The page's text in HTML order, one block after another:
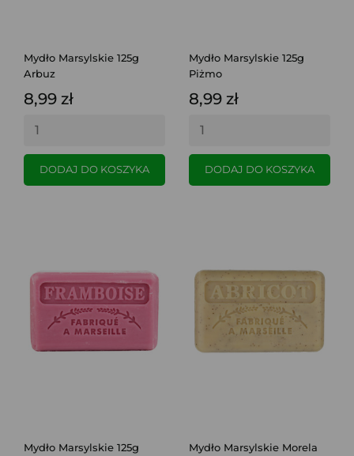
Mydło Marsylskie 125g
Arbuz
8,99 zł
DODAJ DO KOSZYKA
Mydło Marsylskie 125g
Piżmo
8,99 zł
DODAJ DO KOSZYKA
Mydło Marsylskie 125g
Mydło Marsylskie Morela